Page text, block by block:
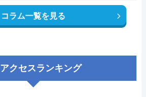
コラム一覧を見る
アクセスランキング